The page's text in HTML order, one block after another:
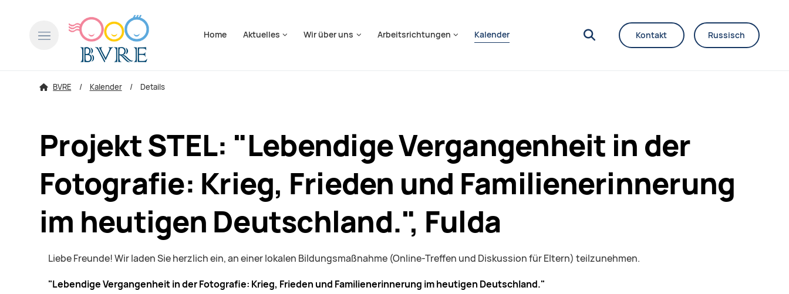
Home
Aktuelles Wir über uns Arbeitsrichtungen Kalender Kontakt Russisch
BVRE Kalender Details
Projekt STEL: "Lebendige Vergangenheit in der
Fotografie: Krieg, Frieden und Familienerinnerung
im heutigen Deutschland.", Fulda
Liebe Freunde! Wir laden Sie herzlich ein, an einer lokalen Bildungsmaßnahme (Online-Treffen und Diskussion für Eltern) teilzunehmen.
"Lebendige Vergangenheit in der Fotografie: Krieg, Frieden und Familienerinnerung im heutigen Deutschland."